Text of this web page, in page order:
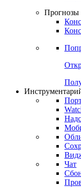
Прогнозы
Чат